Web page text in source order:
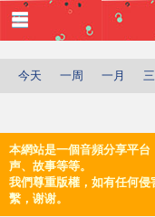
今天 一周 一月
本網站是一個音頻分享平
声、故事等等。
我們尊重版權，如有任何
繫，谢谢。
全部文件
首頁
音樂
頻道